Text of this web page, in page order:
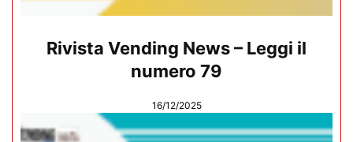
Rivista Vending News – Leggi il
numero 79
16/12/2025